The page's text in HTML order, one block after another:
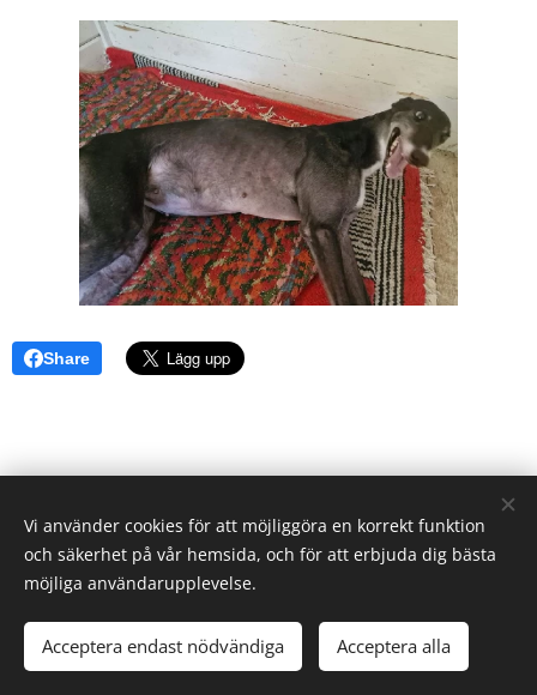
Share
Stockholm
Cookies
Vi använder cookies för att möjliggöra en korrekt funktion
och säkerhet på vår hemsida, och för att erbjuda dig bästa
möjliga användarupplevelse.
Acceptera endast nödvändiga Acceptera alla